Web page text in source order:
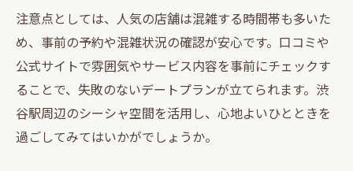
神泉のシーシャで叶える癒しの大人デート
体験
神泉エリアでシーシャ好き男女に選ばれる
理由
神泉でゆったり過ごすシーシャデートの楽
しみ方
注意点としては、人気の店舗は混雑する時間帯も多いた
め、事前の予約や混雑状況の確認が安心です。口コミや
公式サイトで雰囲気やサービス内容を事前にチェックす
ることで、失敗のないデートプランが立てられます。渋
谷駅周辺のシーシャ空間を活用し、心地よいひとときを
過ごしてみてはいかがでしょうか。